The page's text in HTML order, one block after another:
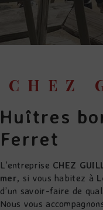
CHEZ
huîtres bord de mer à Lège-Cap-
Ferret
L’entreprise CHEZ
mer, si vous habitez à
d’un savoir-faire de
Nous vous